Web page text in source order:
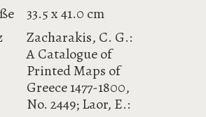
33.5 x 41.0 cm
Zacharakis, C. G.:
A Catalogue of
Printed Maps of
Greece 1477-1800,
No. 2449; Laor, E.: